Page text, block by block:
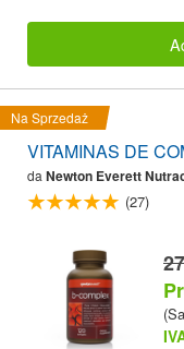
Na Sprzedaż
VITAMINAS DE
da Newton Everett
(27)